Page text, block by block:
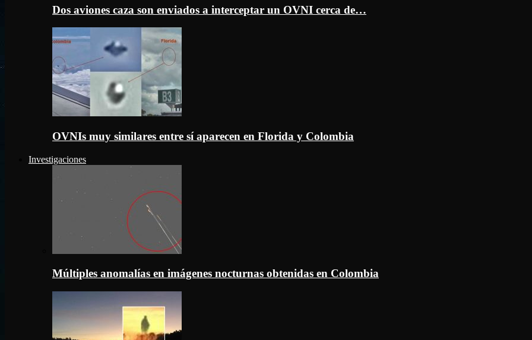
Dos aviones caza son enviados a interceptar un OVNI cerca de…
OVNIs muy similares entre sí aparecen en Florida y Colombia
Investigaciones
Múltiples anomalías en imágenes nocturnas obtenidas en Colombia